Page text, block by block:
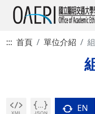
::: 首頁 單位介紹
EN